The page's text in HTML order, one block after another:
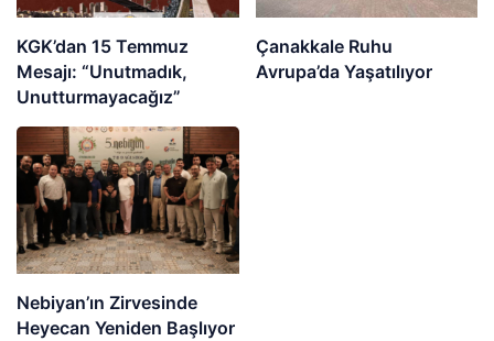
KGK’dan 15 Temmuz
Mesajı: “Unutmadık,
Unutturmayacağız”
Çanakkale Ruhu
Avrupa’da Yaşatılıyor
Nebiyan’ın Zirvesinde
Heyecan Yeniden Başlıyor